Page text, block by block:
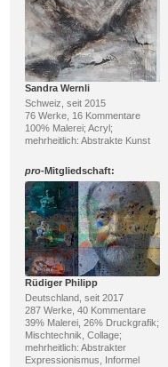
Sandra Wernli
Schweiz, seit 2015
76 Werke, 16 Kommentare
100% Malerei; Acryl;
mehrheitlich: Abstrakte Kunst
pro-Mitgliedschaft:
Rüdiger Philipp
Deutschland, seit 2017
287 Werke, 40 Kommentare
39% Malerei, 26% Druckgrafik;
Mischtechnik, Collage;
mehrheitlich: Abstrakter
Expressionismus, Informel